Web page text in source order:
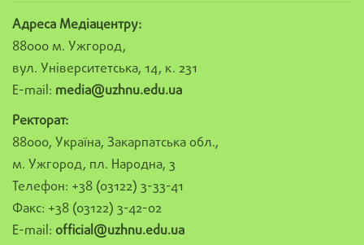
Адреса Медіацентру:
88000 м. Ужгород,
вул. Університетська, 14, к. 231
E-mail: media@uzhnu.edu.ua
Ректорат:
88000, Україна, Закарпатська обл.,
м. Ужгород, пл. Народна, 3
Телефон: +38 (03122) 3-33-41
Факс: +38 (03122) 3-42-02
E-mail: official@uzhnu.edu.ua